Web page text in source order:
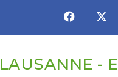
LAUSANNE -